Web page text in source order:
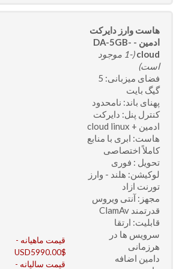
هاست وارز دایرکت
ادمین - DA-5GB-
cloud
(-1 موجود
است)
فضای میزبانی: 5
گیگ بایت
پهنای باند: نامحدود
کنترل پنل: دایرکت
ادمین + cloud linux
هاست: ابری با منابع
کاملاً اختصاصی
تحویل : فوری
لوکیشن: هلند - وارز
تورنت ازاد
مجهز: آنتی ویروس
قدرتمند ClamAv
قابلیت: ارتقا
سرویس ها در
هرزمانی
دامین اضافه
قیمت ماهیانه -
USD5990.00$
قیمت سالیانه -